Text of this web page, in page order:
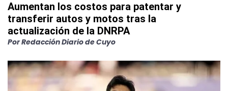
Aumentan los costos para patentar y
transferir autos y motos tras la
actualización de la DNRPA
PorRedacción Diario de Cuyo